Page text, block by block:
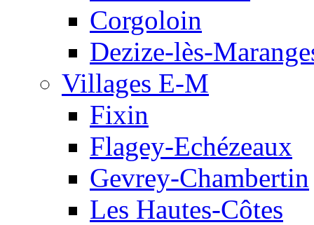
Corgoloin
Dezize-lès-
Villages E-M
Fixin
Flagey-Echézeaux
Gevrey-Chambertin
Les Hautes-Côtes